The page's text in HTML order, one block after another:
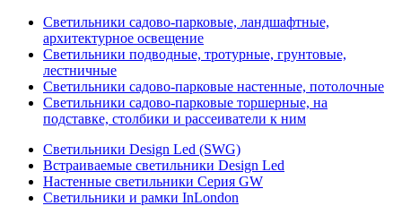
Светильники садово-парковые, ландшафтные,
архитектурное освещение
Светильники подводные, тротурные, грунтовые,
лестничные
Светильники садово-парковые настенные, потолочные
Светильники садово-парковые торшерные, на
подставке, столбики и рассеиватели к ним
Светильники Design Led (SWG)
Встраиваемые светильники Design Led
Настенные светильники Серия GW
Светильники и рамки InLondon